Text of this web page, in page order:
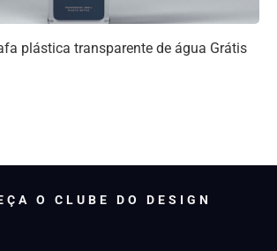
plástica transparente de água Grátis
O CLUBE DO DESIGN